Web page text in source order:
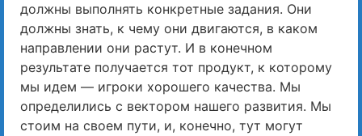
должны выполнять конкретные задания. Они
должны знать, к чему они двигаются, в каком
направлении они растут. И в конечном
результате получается тот продукт, к которому
мы идем — игроки хорошего качества. Мы
определились с вектором нашего развития. Мы
стоим на своем пути, и, конечно, тут могут